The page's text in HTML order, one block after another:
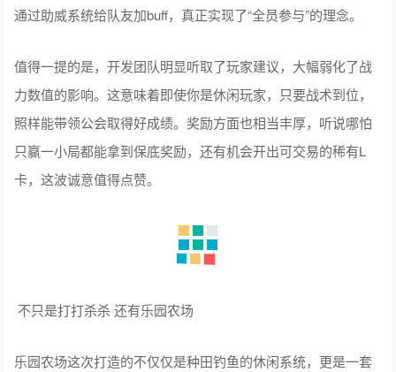
通过助威系统给队友加buff，真正实现了“全员参与”的理念。
值得一提的是，开发团队明显听取了玩家建议，大幅弱化了战
力数值的影响。这意味着即使你是休闲玩家，只要战术到位，
照样能带领公会取得好成绩。奖励方面也相当丰厚，听说哪怕
只赢一小局都能拿到保底奖励，还有机会开出可交易的稀有L
卡，这波诚意值得点赞。
不只是打打杀杀 还有乐园农场
乐园农场这次打造的不仅仅是种田钓鱼的休闲系统，更是一套